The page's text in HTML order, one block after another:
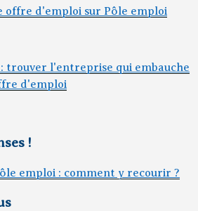
offre d'emploi sur Pôle emploi
trouver l'entreprise qui embauche
d'emploi
!
emploi : comment y recourir ?